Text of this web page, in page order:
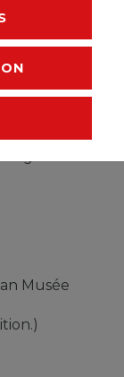
Musée